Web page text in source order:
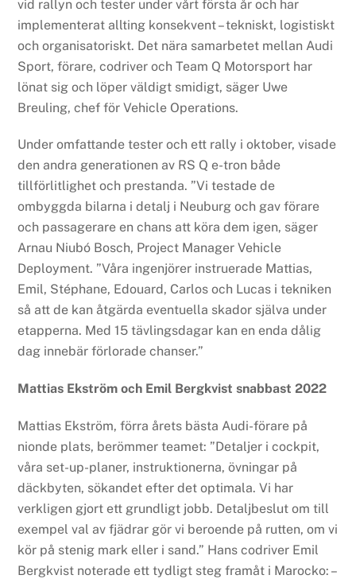
vid rallyn och tester under vårt första år och har
implementerat allting konsekvent – tekniskt, logistiskt
och organisatoriskt. Det nära samarbetet mellan Audi
Sport, förare, codriver och Team Q Motorsport har
lönat sig och löper väldigt smidigt, säger Uwe
Breuling, chef för Vehicle Operations.
Under omfattande tester och ett rally i oktober, visade
den andra generationen av RS Q e-tron både
tillförlitlighet och prestanda. ”Vi testade de
ombyggda bilarna i detalj i Neuburg och gav förare
och passagerare en chans att köra dem igen, säger
Arnau Niubó Bosch, Project Manager Vehicle
Deployment. ”Våra ingenjörer instruerade Mattias,
Emil, Stéphane, Edouard, Carlos och Lucas i tekniken
så att de kan åtgärda eventuella skador själva under
etapperna. Med 15 tävlingsdagar kan en enda dålig
dag innebär förlorade chanser.”
Mattias Ekström och Emil Bergkvist snabbast 2022
Mattias Ekström, förra årets bästa Audi-förare på
nionde plats, berömmer teamet: ”Detaljer i cockpit,
våra set-up-planer, instruktionerna, övningar på
däckbyten, sökandet efter det optimala. Vi har
verkligen gjort ett grundligt jobb. Detaljbeslut om till
exempel val av fjädrar gör vi beroende på rutten, om vi
kör på stenig mark eller i sand.” Hans codriver Emil
Bergkvist noterade ett tydligt steg framåt i Marocko: –